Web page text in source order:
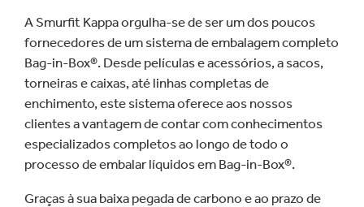
A Smurfit Kappa orgulha-se de ser um dos poucos
fornecedores de um sistema de embalagem completo
Bag-in-Box®. Desde películas e acessórios, a sacos,
torneiras e caixas, até linhas completas de
enchimento, este sistema oferece aos nossos
clientes a vantagem de contar com conhecimentos
especializados completos ao longo de todo o
processo de embalar líquidos em Bag-in-Box®.
Graças à sua baixa pegada de carbono e ao prazo de